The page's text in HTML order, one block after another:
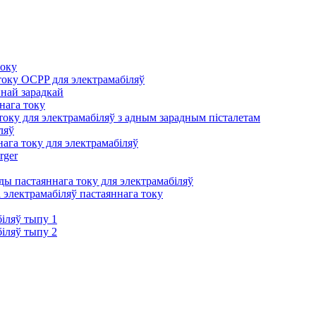
OCPP для электрамабіляў
зарадкай
току
для электрамабіляў з адным зарадным пісталетам
току для электрамабіляў
пастаяннага току для электрамабіляў
пастаяннага току
тыпу 1
тыпу 2